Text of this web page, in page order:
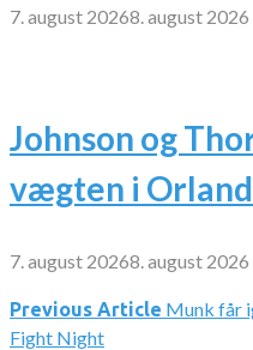
7. august 20268. august 2026
Johnson og
vægten i
7. august 20268. august 2026
Previous Article Munk får
Fight Night